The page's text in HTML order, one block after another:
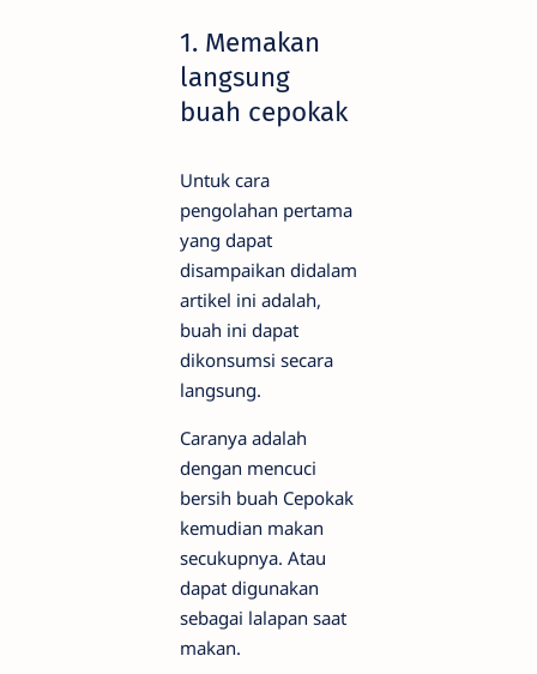
1. Memakan
langsung
buah cepokak
Untuk cara
pengolahan pertama
yang dapat
disampaikan didalam
artikel ini adalah,
buah ini dapat
dikonsumsi secara
langsung.
Caranya adalah
dengan mencuci
bersih buah Cepokak
kemudian makan
secukupnya. Atau
dapat digunakan
sebagai lalapan saat
makan.